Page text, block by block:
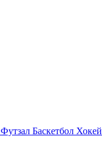
Футзал Баскетбол Хокей